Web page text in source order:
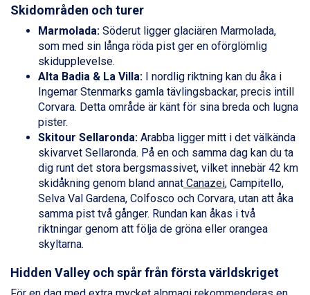
Livigno från 5.595 kr.
Sauze dOulx från 6.145 kr.
Alleghe från 8.545 kr.
Bad Gastein från 6.295 kr.
Arabba från 11.045 kr.
La Thuile från 7.045 kr.
Cervinia från 8.245 kr.
Saalbach från 9.445 kr.
Sölden från 12.995 kr.
Passo Tonale från 5.895 kr.
Bad Hofgastein från 8.595 kr.
Champoluc från 5.945 kr.
Sestriere från 6.945 kr.
Wagrain från 7.095 kr.
Fieberbrunn från 9.645 kr.
Ischgl från 11.295 kr.
Val Thorens från 8.395 kr.
St. Anton från 11.245 kr.
Skidområden och turer
Marmolada: Söderut ligger glaciären Marmolada,
som med sin långa röda pist ger en oförglömlig
skidupplevelse.
Alta Badia & La Villa: I nordlig riktning kan du åka i
Ingemar Stenmarks gamla tävlingsbackar, precis intill
Corvara. Detta område är känt för sina breda och lugna
pister.
Skitour Sellaronda: Arabba ligger mitt i det välkända
skivarvet Sellaronda. På en och samma dag kan du ta
dig runt det stora bergsmassivet, vilket innebär 42 km
skidåkning genom bland annat Canazei, Campitello,
Selva Val Gardena, Colfosco och Corvara, utan att åka
samma pist två gånger. Rundan kan åkas i två
riktningar genom att följa de gröna eller orangea
skyltarna.
Hidden Valley och spår från första världskriget